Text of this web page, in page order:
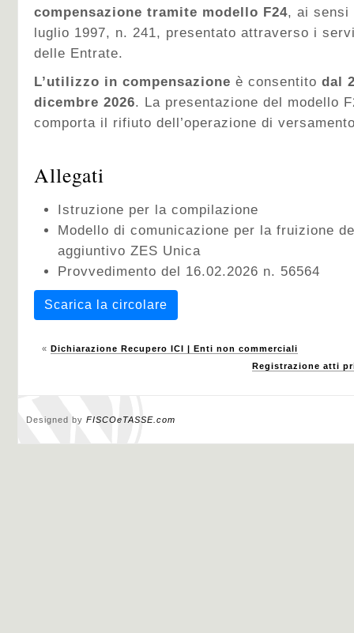
compensazione tramite modello F24, ai sensi
luglio 1997, n. 241, presentato attraverso i
delle Entrate.
L’utilizzo in compensazione è consentito dal
dicembre 2026. La presentazione del modello
comporta il rifiuto dell’operazione di
Allegati
Istruzione per la compilazione
Modello di comunicazione per la fruizione
aggiuntivo ZES Unica
Provvedimento del 16.02.2026 n. 56564
Scarica la circolare
« Dichiarazione Recupero ICI | Enti non commerciali
Registrazione atti
Designed by FISCOeTASSE.com